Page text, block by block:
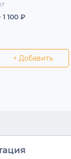
1 100 ₽
+ Добавить